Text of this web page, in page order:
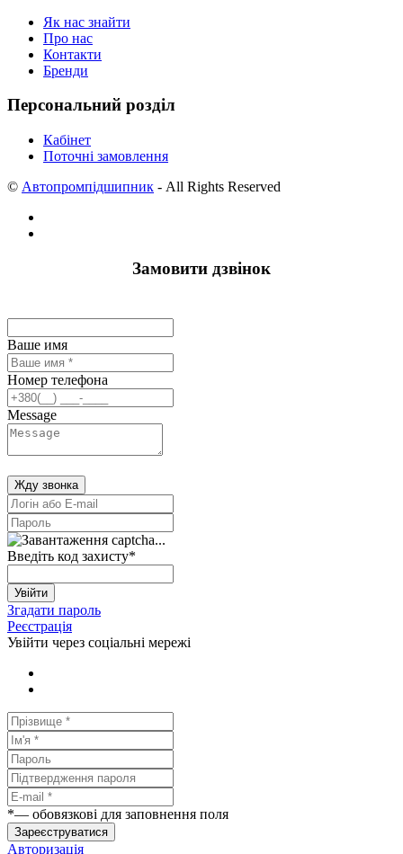
Як нас знайти
Про нас
Контакти
Бренди
Персональний розділ
Кабінет
Поточні замовлення
© Автопромпідшипник - All Rights Reserved
Замовити дзвінок
Ваше имя
Номер телефона
Message
Жду звонка
Введіть код захисту*
Увійти
Згадати пароль
Реєстрація
Увійти через соціальні мережі
*— обовязкові для заповнення поля
Зареєструватися
Авторизація